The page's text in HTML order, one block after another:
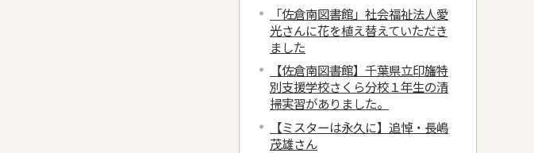
「佐倉南図書館」社会福祉法人愛
光さんに花を植え替えていただき
ました
【佐倉南図書館】千葉県立印旛特
別支援学校さくら分校１年生の清
掃実習がありました。
【ミスターは永久に】追悼・長嶋
茂雄さん